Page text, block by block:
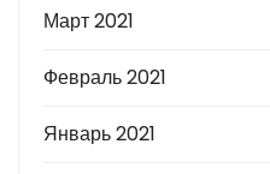
Март 2021
Февраль 2021
Январь 2021